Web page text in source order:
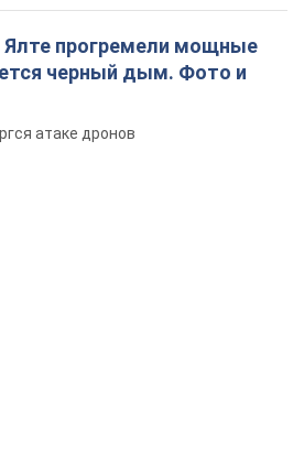
Ялте прогремели мощные
черный дым. Фото и
атаке дронов